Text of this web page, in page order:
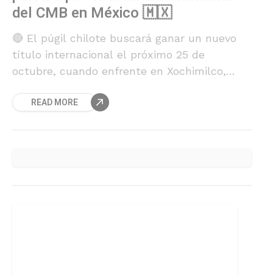
del CMB en México 🇲🇽
🔴 El púgil chilote buscará ganar un nuevo
título internacional el próximo 25 de
octubre, cuando enfrente en Xochimilco,
Mercado.
READ MORE